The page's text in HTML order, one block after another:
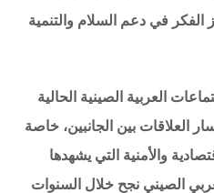
الفكر في دعم السلام والتنمية
العربية الصينية الحالية
العلاقات بين الجانبين، خاصة
والأمنية التي يشهدها
الصيني نجح خلال السنوات